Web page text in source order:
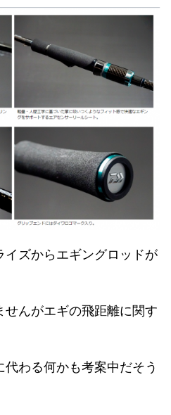
イズからエギングロッドが
んがエギの飛距離に関す
わる何かも考案中だそう